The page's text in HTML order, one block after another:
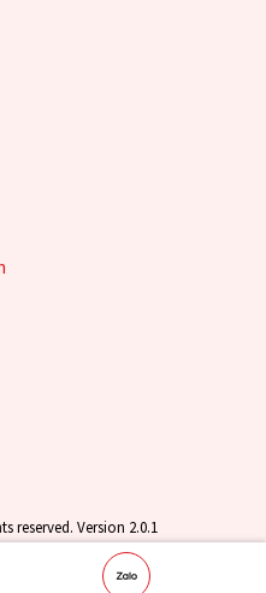
reserved. Version 2.0.1